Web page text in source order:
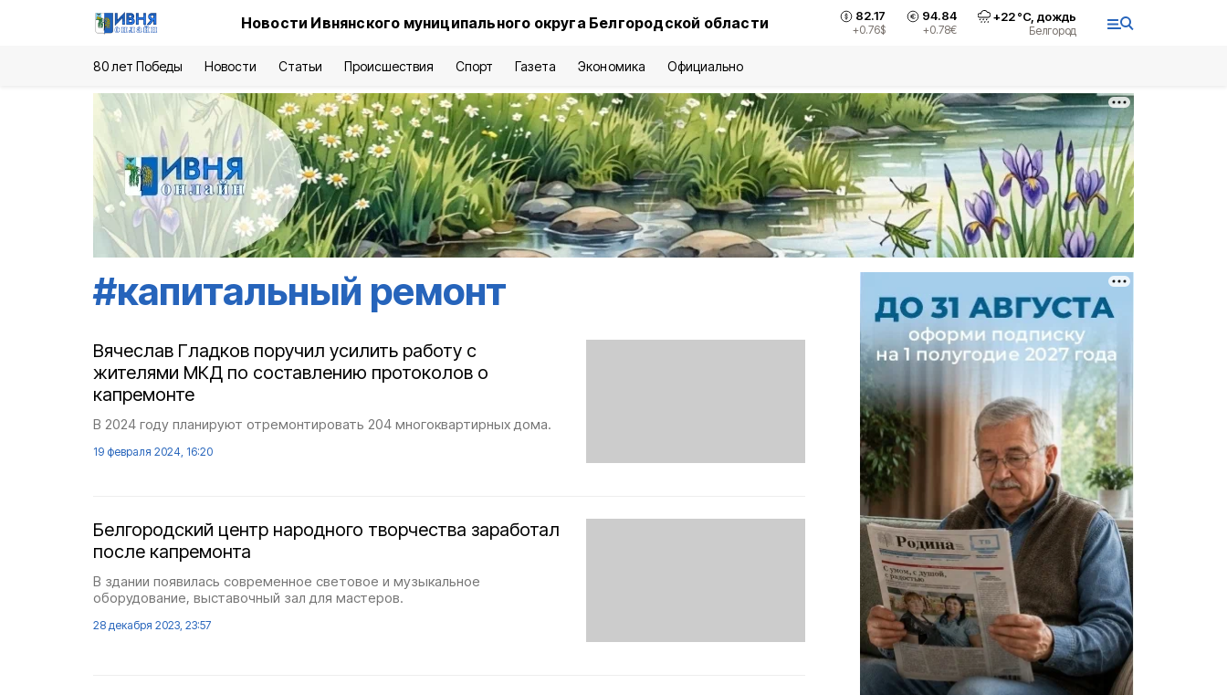
Новости Ивнянского муниципального округа Белгородской области 82.17
+0.76$
94.84
+0.78€
+22°С, дождь
Белгород
80 лет Победы Новости Статьи Происшествия Спорт Газета Экономика Официально
#капитальный ремонт
Вячеслав Гладков поручил усилить работу с
жителями МКД по составлению протоколов о
капремонте
В 2024 году планируют отремонтировать 204 многоквартирных дома.
19 февраля 2024, 16:20
Белгородский центр народного творчества заработал
после капремонта
В здании появилась современное световое и музыкальное
оборудование, выставочный зал для мастеров.
28 декабря 2023, 23:57